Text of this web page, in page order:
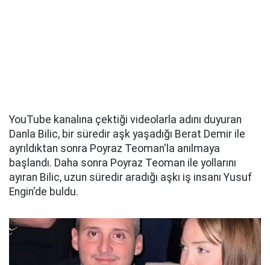
YouTube kanalına çektiği videolarla adını duyuran
Danla Bilic, bir süredir aşk yaşadığı Berat Demir ile
ayrıldıktan sonra Poyraz Teoman'la anılmaya
başlandı. Daha sonra Poyraz Teoman ile yollarını
ayıran Bilic, uzun süredir aradığı aşkı iş insanı Yusuf
Engin'de buldu.